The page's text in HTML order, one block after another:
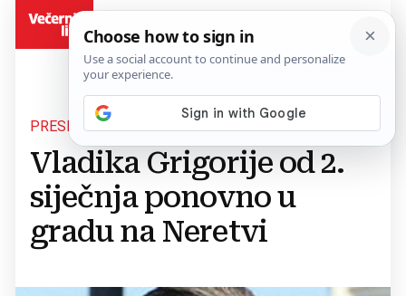
PRESELJENJE
Vladika Grigorije od 2.
siječnja ponovno u
gradu na Neretvi